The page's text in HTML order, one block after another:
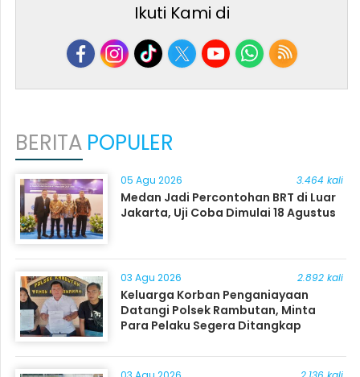
Ikuti Kami di
BERITA POPULER
05 Agu 2026 3.464 kali
Medan Jadi Percontohan BRT di Luar
Jakarta, Uji Coba Dimulai 18 Agustus
03 Agu 2026 2.892 kali
Keluarga Korban Penganiayaan
Datangi Polsek Rambutan, Minta
Para Pelaku Segera Ditangkap